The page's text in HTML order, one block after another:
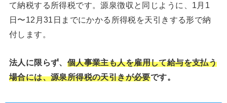
て納税する所得税です。源泉徴収と同じように、1月1
日〜12月31日までにかかる所得税を天引きする形で納
付します。
法人に限らず、 個人事業主も人を雇用して給与を支払う
場合には、源泉所得税の天引きが必要です。